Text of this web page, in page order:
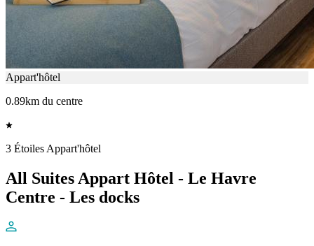
Appart'hôtel
0.89km du centre
3 Étoiles Appart'hôtel
All Suites Appart Hôtel - Le Havre
Centre - Les docks